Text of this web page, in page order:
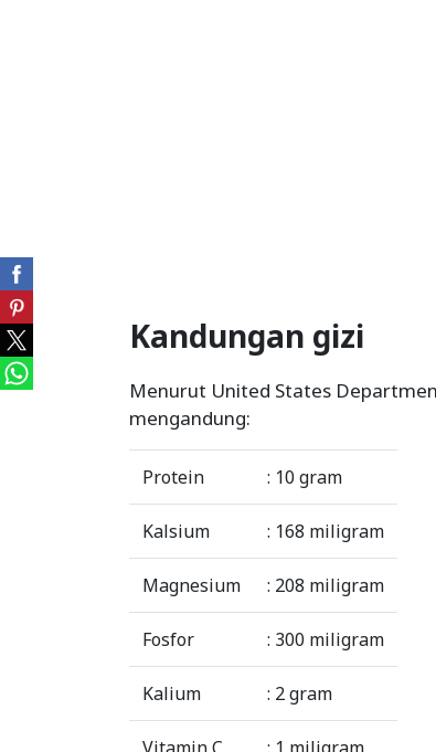
Kandungan gizi
Menurut United States
mengandung:
Protein : 10 gram
Kalsium : 168 miligram
Magnesium : 208 miligram
Fosfor : 300 miligram
Kalium : 2 gram